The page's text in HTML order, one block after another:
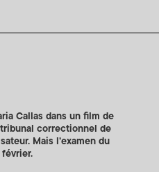
Callas dans un film de
correctionnel de
Mais l’examen du
février.